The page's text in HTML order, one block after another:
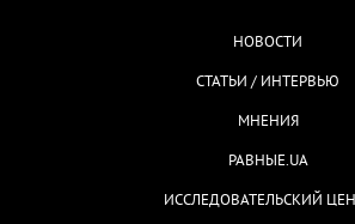
НОВОСТИ
СТАТЬИ / ИНТЕРВЬЮ
МНЕНИЯ
РАВНЫЕ.UA
ИССЛЕДОВАТЕЛЬСКИЙ